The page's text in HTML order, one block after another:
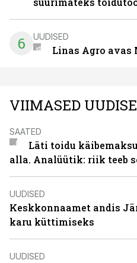
6 UUDISED
Linas Agro
VIIMASED
SAATED
Läti toidu
alla. Analüütik: riik teeb
UUDISED
Keskkonnaamet andis
karu küttimiseks
UUDISED